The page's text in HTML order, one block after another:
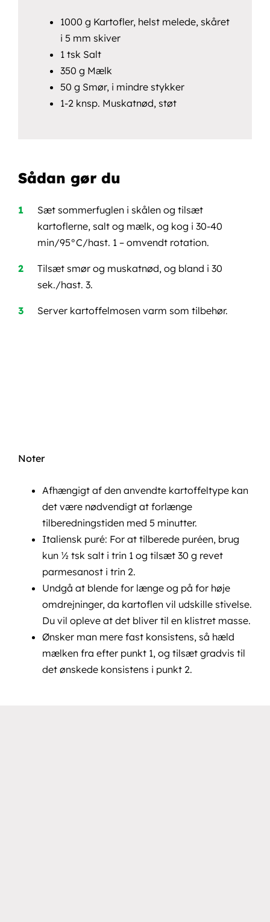
1000 g Kartofler, helst melede, skåret
i 5 mm skiver
1 tsk Salt
350 g Mælk
50 g Smør, i mindre stykker
1-2 knsp. Muskatnød, støt
Sådan gør du
Sæt sommerfuglen i skålen og tilsæt
kartoflerne, salt og mælk, og kog i 30-40
min/95°C/hast. 1 – omvendt rotation.
Tilsæt smør og muskatnød, og bland i 30
sek./hast. 3.
Server kartoffelmosen varm som tilbehør.
Noter
Afhængigt af den anvendte kartoffeltype kan
det være nødvendigt at forlænge
tilberedningstiden med 5 minutter.
Italiensk puré: For at tilberede puréen, brug
kun ½ tsk salt i trin 1 og tilsæt 30 g revet
parmesanost i trin 2.
Undgå at blende for længe og på for høje
omdrejninger, da kartoflen vil udskille stivelse.
Du vil opleve at det bliver til en klistret masse.
Ønsker man mere fast konsistens, så hæld
mælken fra efter punkt 1, og tilsæt gradvis til
det ønskede konsistens i punkt 2.